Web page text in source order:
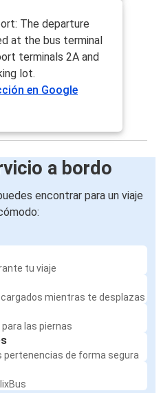
The departure
at the bus terminal
terminals 2A and
lot.
en Google
a bordo
encontrar para un viaje
tu viaje
mientras te desplazas
las piernas
pertenencias de forma segura